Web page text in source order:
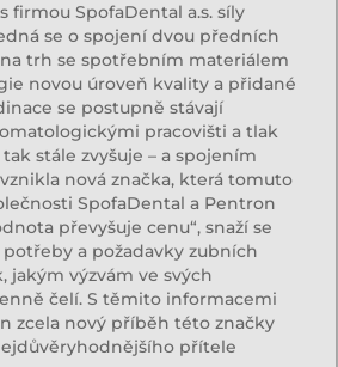
firmou SpofaDental a.s. síly
se o spojení dvou předních
trh se spotřebním materiálem
novou úroveň kvality a přidané
se postupně stávají
pracovišti a tlak
stále zvyšuje – a spojením
nová značka, která tomuto
SpofaDental a Pentron
převyšuje cenu“, snaží se
a požadavky zubních
jakým výzvám ve svých
čelí. S těmito informacemi
zcela nový příběh této značky
přítele